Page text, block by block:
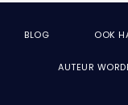
BLOG OOK
AUTEUR